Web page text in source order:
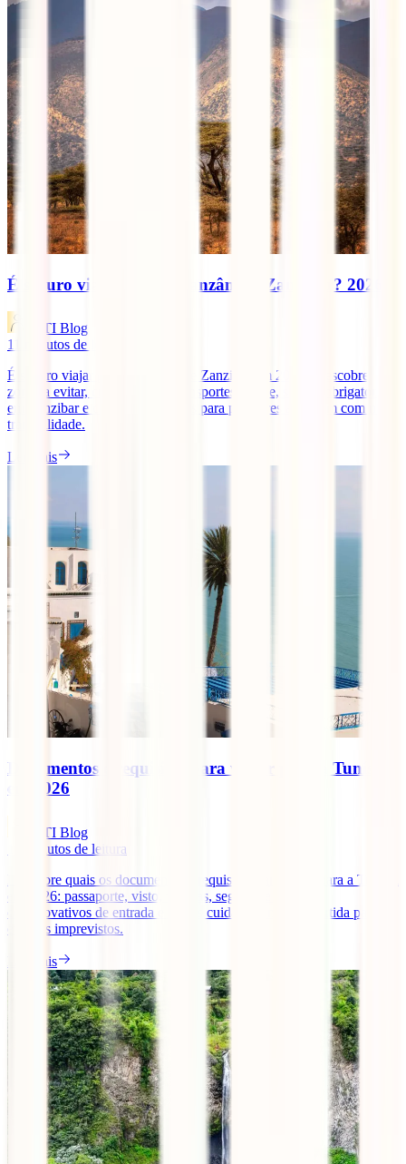
É seguro viajar para a Tanzânia e Zanzibar? 2026
IATI Blog
11
minutos de leitura
É seguro viajar para a Tanzânia e Zanzibar em 2026? Descobre
zonas a evitar, cuidados com transportes, saúde, seguro obrigatório
em Zanzibar e conselhos práticos para planeares a viagem com mais
tranquilidade.
Ler mais
Documentos e requisitos para viajar para a Tunísia
em 2026
IATI Blog
minutos de leitura
Descobre quais os documentos e requisitos para viajar para a Tunísia
em 2026: passaporte, visto, vacinas, seguro de viagem,
comprovativos de entrada e outros cuidados antes da partida para
evitares imprevistos.
Ler mais